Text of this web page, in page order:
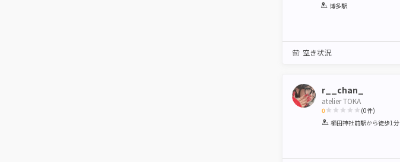
1 2 3
博多駅
空き状況
r__chan_
atelier TOKA
0
1 2 3 4 5
(0件)
櫛田神社前駅から徒歩1分